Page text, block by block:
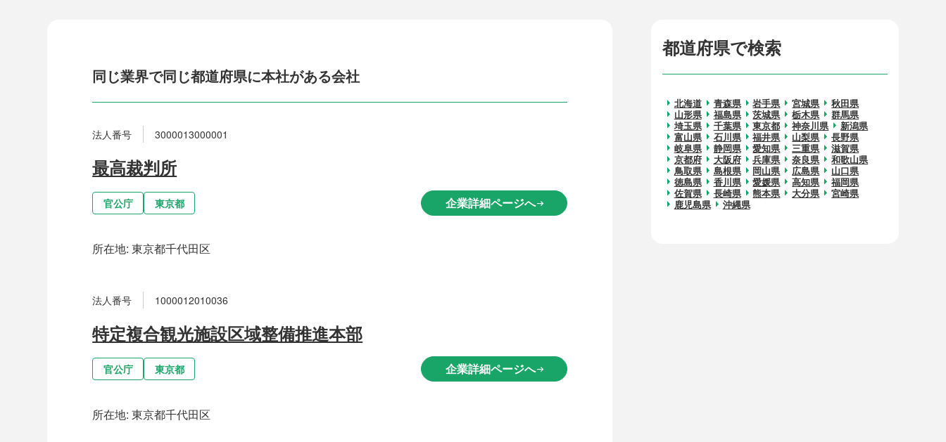
都道府県で検索
北海道 青森県 岩手県 宮城県
秋田県
山形県
福島県 茨城県 栃木県
群馬県
埼玉県
千葉県 東京都 神奈川県
新潟県
富山県
石川県 福井県 山梨県
長野県
岐阜県
静岡県 愛知県 三重県
滋賀県
京都府
大阪府 兵庫県 奈良県
和歌山県
鳥取県
島根県 岡山県 広島県
山口県
徳島県
香川県 愛媛県 高知県
福岡県
佐賀県
長崎県 熊本県 大分県
宮崎県
鹿児島県
沖縄県
同じ業界で同じ都道府県に本社がある会社
法人番号 3000013000001
最高裁判所
官公庁 東京都 企業詳細ページへarrow_right_alt
所在地:東京都千代田区
法人番号 1000012010036
特定複合観光施設区域整備推進本部
官公庁 東京都 企業詳細ページへarrow_right_alt
所在地:東京都千代田区